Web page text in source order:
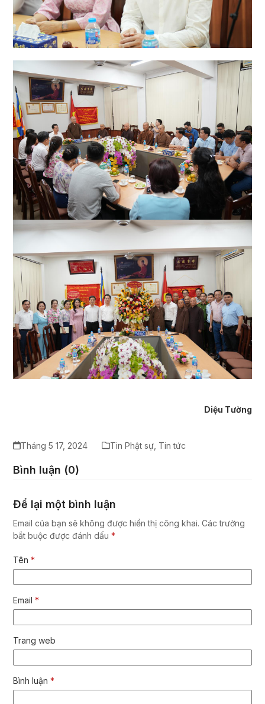
Diệu Tường
Tháng 5 17, 2024 Tin Phật sự, Tin tức
Bình luận (0)
Để lại một bình luận
Email của bạn sẽ không được hiển thị công khai. Các trường
bắt buộc được đánh dấu*
Tên*
Email*
Trang web
Bình luận*